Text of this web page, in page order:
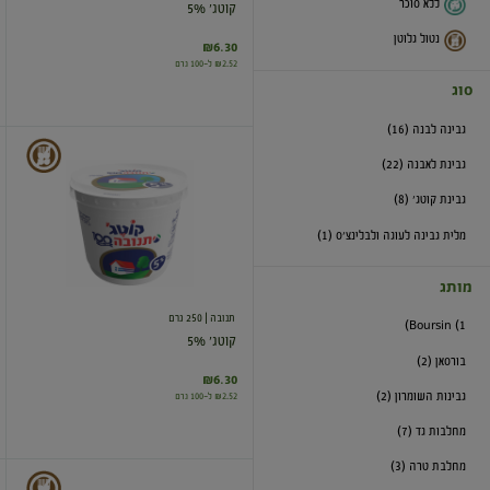
ללא סוכר
נטול גלוטן
סוג
גבינה לבנה (16)
גבינת לאבנה (22)
גבינת קוטג' (8)
מלית גבינה לעוגה ולבלינצ'ס (1)
מותג
Boursin (1)
בורסאן (2)
גבינות השומרון (2)
מחלבות גד (7)
מחלבת טרה (3)
קוטג' 5%
₪6.30
₪2.52 ל-100 גרם
תנובה
קוטג' 5%
₪6.30
₪2.52 ל-100 גרם